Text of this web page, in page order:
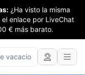
¿Ha visto la misma
enlace por LiveChat
€ más barato.